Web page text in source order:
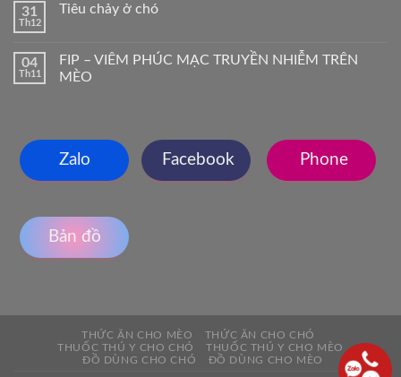
31
Th12
Tiêu chảy ở chó
04
Th11
FIP – VIÊM PHÚC MẠC TRUYỀN NHIỄM TRÊN
MÈO
Zalo Facebook Phone
Bản đồ
THỨC ĂN CHO MÈO
THỨC ĂN CHO CHÓ
THUỐC THÚ Y CHO CHÓ
THUỐC THÚ Y CHO MÈO
ĐỒ DÙNG CHO CHÓ
ĐỒ DÙNG CHO MÈO